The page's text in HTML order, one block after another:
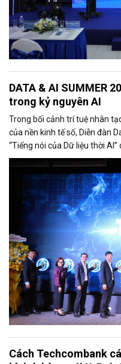
DATA & AI SUMMER
trong kỷ nguyên AI
Trong bối cảnh trí tuệ nhân
của nền kinh tế số, Diễn đàn
“Tiếng nói của Dữ liệu thời
hơn 500 đại biểu là lãnh đạo
doanh nghiệp, startup và
Cách Techcombank